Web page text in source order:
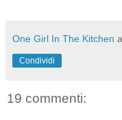
One Girl In The Kitchen
Condividi
19 commenti: